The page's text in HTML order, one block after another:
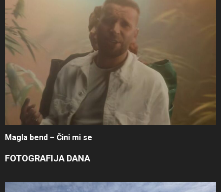
Magla bend – Čini mi se
FOTOGRAFIJA DANA